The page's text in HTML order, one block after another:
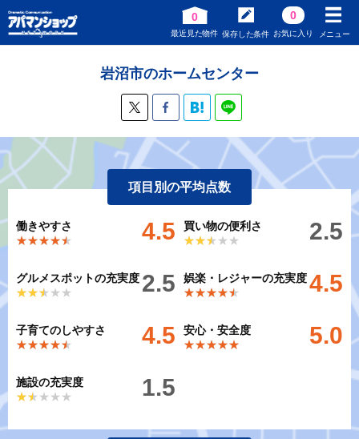
0
最近見た物件 保存した条件
0
お気に入り メニュー
岩沼市のホームセンター
項目別の平均点数
働きやすさ
★★★★★
★★★★★ 4.5
買い物の便利さ
★★★★★
★★★★★ 2.5
グルメスポットの充実度
★★★★★
★★★★★ 2.5
娯楽・レジャーの充実度
★★★★★
★★★★★ 4.5
子育てのしやすさ
★★★★★
★★★★★ 4.5
安心・安全度
★★★★★
★★★★★ 5.0
施設の充実度
★★★★★
★★★★★ 1.5